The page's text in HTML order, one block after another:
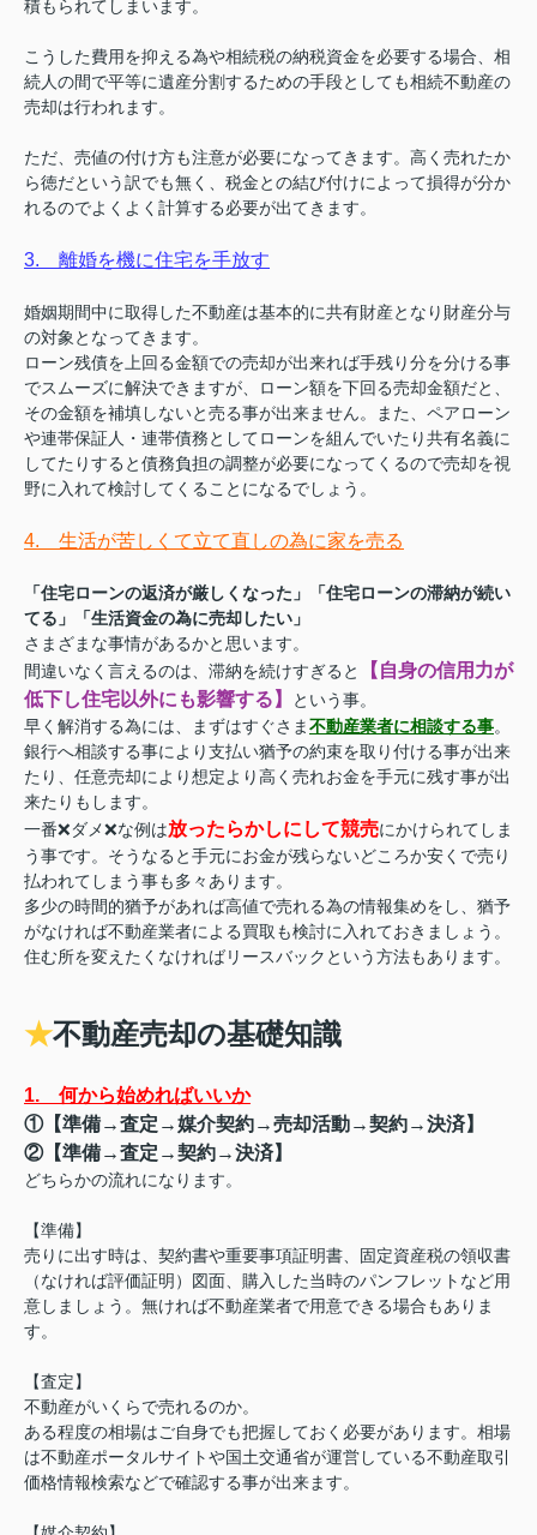
積もられてしまいます。
こうした費用を抑える為や相続税の納税資金を必要する場合、相
続人の間で平等に遺産分割するための手段としても相続不動産の
売却は行われます。
ただ、売値の付け方も注意が必要になってきます。高く売れたか
ら徳だという訳でも無く、税金との結び付けによって損得が分か
れるのでよくよく計算する必要が出てきます。
3. 離婚を機に住宅を手放す
婚姻期間中に取得した不動産は基本的に共有財産となり財産分与
の対象となってきます。
ローン残債を上回る金額での売却が出来れば手残り分を分ける事
でスムーズに解決できますが、ローン額を下回る売却金額だと、
その金額を補填しないと売る事が出来ません。また、ペアローン
や連帯保証人・連帯債務としてローンを組んでいたり共有名義に
してたりすると債務負担の調整が必要になってくるので売却を視
野に入れて検討してくることになるでしょう。
4. 生活が苦しくて立て直しの為に家を売る
「住宅ローンの返済が厳しくなった」「住宅ローンの滞納が続い
てる」「生活資金の為に売却したい」
さまざまな事情があるかと思います。
間違いなく言えるのは、滞納を続けすぎると
【自身の信用力が
低下し住宅以外にも影響する】
という事。
早く解消する為には、まずはすぐさま不動産業者に相談する事。
銀行へ相談する事により支払い猶予の約束を取り付ける事が出来
たり、任意売却により想定より高く売れお金を手元に残す事が出
来たりもします。
一番❌ダメ❌な例は放ったらかしにして競売にかけられてしま
う事です。そうなると手元にお金が残らないどころか安くで売り
払われてしまう事も多々あります。
多少の時間的猶予があれば高値で売れる為の情報集めをし、猶予
がなければ不動産業者による買取も検討に入れておきましょう。
住む所を変えたくなければリースバックという方法もあります。
★不動産売却の基礎知識
1. 何から始めればいいか
①【準備→査定→媒介契約→売却活動→契約→決済】
②【準備→査定→契約→決済】
どちらかの流れになります。
【準備】
売りに出す時は、契約書や重要事項証明書、固定資産税の領収書
（なければ評価証明）図面、購入した当時のパンフレットなど用
意しましょう。無ければ不動産業者で用意できる場合もありま
す。
【査定】
不動産がいくらで売れるのか。
ある程度の相場はご自身でも把握しておく必要があります。相場
は不動産ポータルサイトや国土交通省が運営している不動産取引
価格情報検索などで確認する事が出来ます。